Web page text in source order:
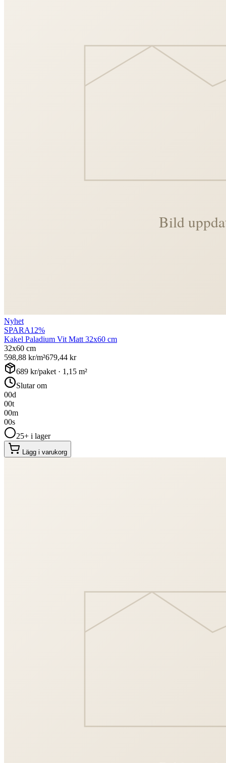
Nyhet
SPARA12%
Kakel Paladium Vit Matt 32x60 cm
32x60 cm
598,88 kr/m²679,44 kr
689 kr/paket · 1,15 m²
Slutar om
00d
00t
00m
00s
25+ i lager
Lägg i varukorg